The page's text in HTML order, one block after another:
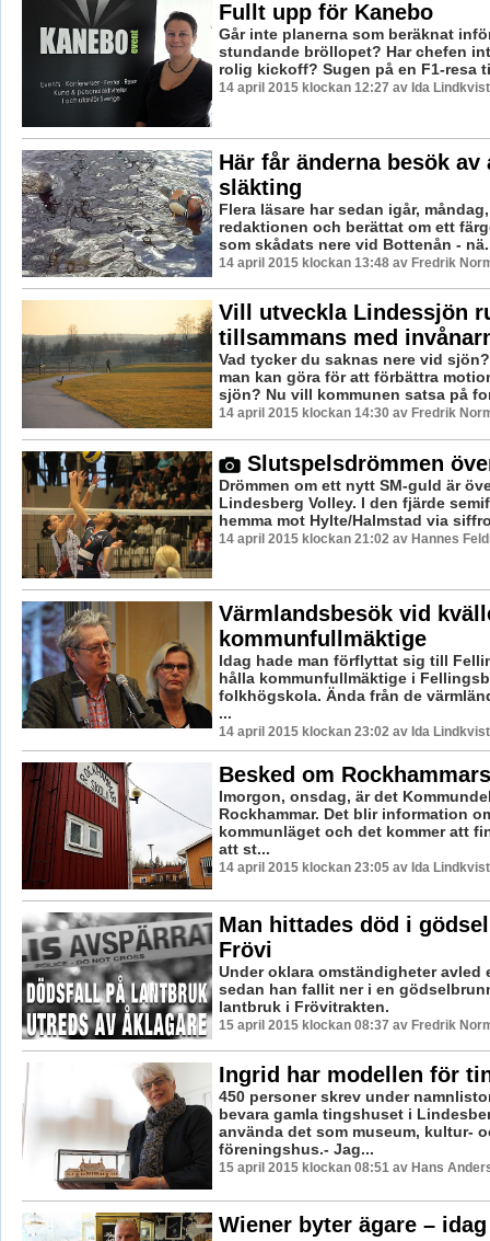
Fullt upp för Kanebo
Går inte planerna som beräknat
stundande bröllopet? Har chefen
rolig kickoff? Sugen på en F1-resa
14 april 2015 klockan 12:27 av Ida Lindkvist
Här får änderna besök av
släkting
Flera läsare har sedan igår,
redaktionen och berättat om ett
som skådats nere vid Bottenån -
14 april 2015 klockan 13:48 av Fredrik
Vill utveckla Lindessjön
tillsammans med
Vad tycker du saknas nere vid
man kan göra för att förbättra
sjön? Nu vill kommunen satsa på
14 april 2015 klockan 14:30 av Fredrik
Slutspelsdrömmen
Drömmen om ett nytt SM-guld är
Lindesberg Volley. I den fjärde
hemma mot Hylte/Halmstad via
14 april 2015 klockan 21:02 av Hannes
Värmlandsbesök vid
kommunfullmäktige
Idag hade man förflyttat sig till
hålla kommunfullmäktige i
folkhögskola. Ända från de
...
14 april 2015 klockan 23:02 av Ida Lindkvist
Besked om
Imorgon, onsdag, är det
Rockhammar. Det blir information
kommunläget och det kommer att
att st...
14 april 2015 klockan 23:05 av Ida Lindkvist
Man hittades död i
Frövi
Under oklara omständigheter avled
sedan han fallit ner i en
lantbruk i Frövitrakten.
15 april 2015 klockan 08:37 av Fredrik
Ingrid har modellen för
450 personer skrev under
bevara gamla tingshuset i
använda det som museum, kultur-
föreningshus.- Jag...
15 april 2015 klockan 08:51 av Hans
Wiener byter ägare –